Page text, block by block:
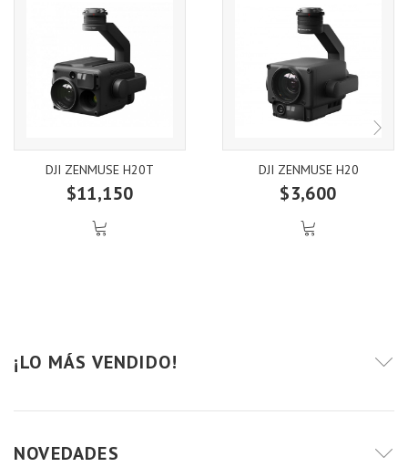
DJI ZENMUSE H20T
$11,150
DJI ZENMUSE H20
$3,600
¡LO MÁS VENDIDO!
NOVEDADES